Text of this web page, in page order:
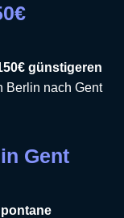
günstigeren
Berlin nach Gent
Gent